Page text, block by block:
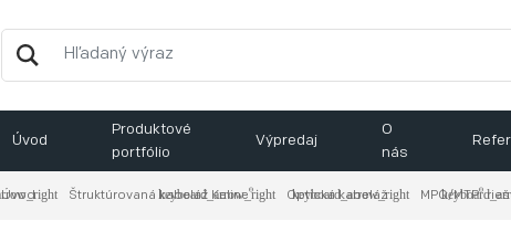
Úvod
Produktové
portfólio
Výpredaj
O
nás
Úvod Štruktúrovaná kabeláž Keline® Optická kabeláž MPO/MTP®